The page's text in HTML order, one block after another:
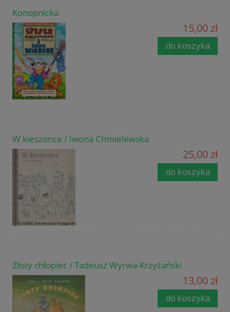
Konopnicka
15,00 zł
do koszyka
W kieszonce / Iwona Chmielewska
25,00 zł
do koszyka
Złoty chłopiec / Tadeusz Wyrwa-Krzyżański
13,00 zł
do koszyka